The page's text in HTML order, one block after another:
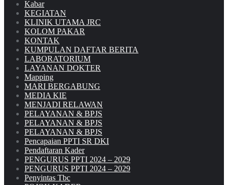
Kabar
KEGIATAN
KLINIK UTAMA JRC
KOLOM PAKAR
KONTAK
KUMPULAN DAFTAR BERITA
LABORATORIUM
LAYANAN DOKTER
Mapping
MARI BERGABUNG
MEDIA KIE
MENJADI RELAWAN
PELAYANAN & BPJS
PELAYANAN & BPJS
PELAYANAN & BPJS
Pencapaian PPTI SR DKI
Pendaftaran Kader
PENGURUS PPTI 2024 – 2029
PENGURUS PPTI 2024 – 2029
Penyintas Tbc